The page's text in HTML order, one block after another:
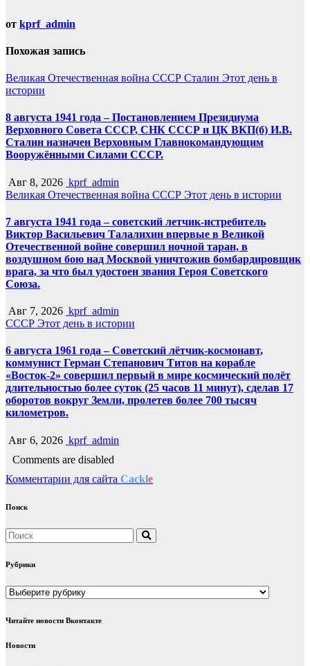
от kprf_admin
Похожая запись
Великая Отечественная война СССР Сталин Этот день в
истории
8 августа 1941 года – Постановлением Президиума
Верховного Совета СССР, СНК СССР и ЦК ВКП(б) И.В.
Сталин назначен Верховным Главнокомандующим
Вооружёнными Силами СССР.
Авг 8, 2026 kprf_admin
Великая Отечественная война СССР Этот день в истории
7 августа 1941 года – советский летчик-истребитель
Виктор Васильевич Талалихин впервые в Великой
Отечественной войне совершил ночной таран, в
воздушном бою над Москвой уничтожив бомбардировщик
врага, за что был удостоен звания Героя Советского
Союза.
Авг 7, 2026 kprf_admin
СССР Этот день в истории
6 августа 1961 года – Советский лётчик-космонавт,
коммунист Герман Степанович Титов на корабле
«Восток-2» совершил первый в мире космический полёт
длительностью более суток (25 часов 11 минут), сделав 17
оборотов вокруг Земли, пролетев более 700 тысяч
километров.
Авг 6, 2026 kprf_admin
Comments are disabled
Комментарии для сайта Cackle
Поиск
Рубрики
Рубрики
Читайте новости Вконтакте
Новости